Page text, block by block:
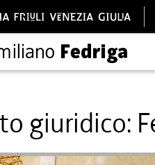
giuridico: